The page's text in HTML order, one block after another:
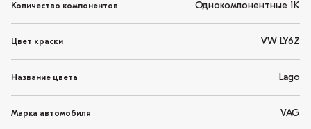
Количество компонентов Однокомпонентные 1K
Цвет краски VW LY6Z
Название цвета Lago
Марка автомобиля VAG